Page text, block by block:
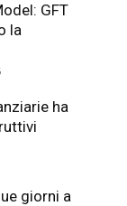
GFT
la
ha
giorni a